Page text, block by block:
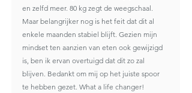
en zelfd meer. 80 kg zegt de weegschaal.
Maar belangrijker nog is het feit dat dit al
enkele maanden stabiel blijft. Gezien mijn
mindset ten aanzien van eten ook gewijzigd
is, ben ik ervan overtuigd dat dit zo zal
blijven. Bedankt om mij op het juiste spoor
te hebben gezet. What a life changer!